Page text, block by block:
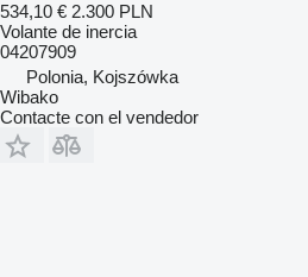
534,10 € 2.300 PLN
Volante de inercia
04207909
Polonia, Kojszówka
Wibako
Contacte con el vendedor